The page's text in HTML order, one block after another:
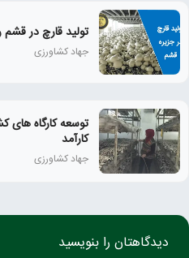
تولید قارچ در
جهاد کشاورزی
توسعه کارگاه های
كارآمد
جهاد کشاورزی
دیدگاهتان را بنویسید